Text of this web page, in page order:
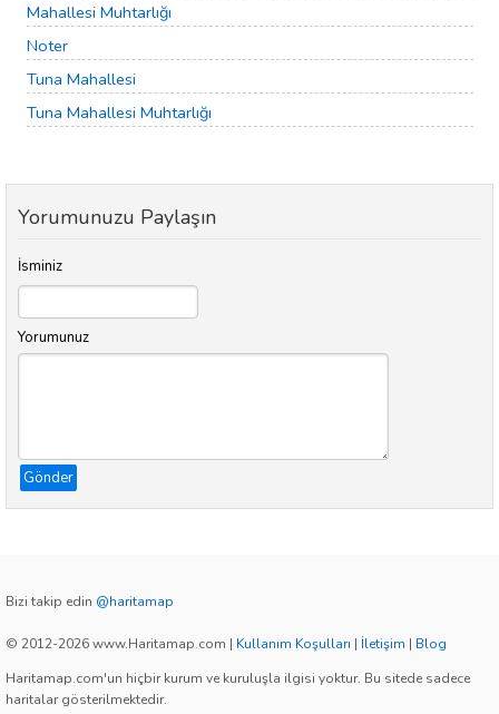
Mahallesi Muhtarlığı
Noter
Tuna Mahallesi
Tuna Mahallesi Muhtarlığı
Yorumunuzu Paylaşın
İsminiz
Yorumunuz
Gönder
Bizi takip edin @haritamap
© 2012-2026 www.Haritamap.com | Kullanım Koşulları | İletişim | Blog
Haritamap.com'un hiçbir kurum ve kuruluşla ilgisi yoktur. Bu sitede sadece
haritalar gösterilmektedir.